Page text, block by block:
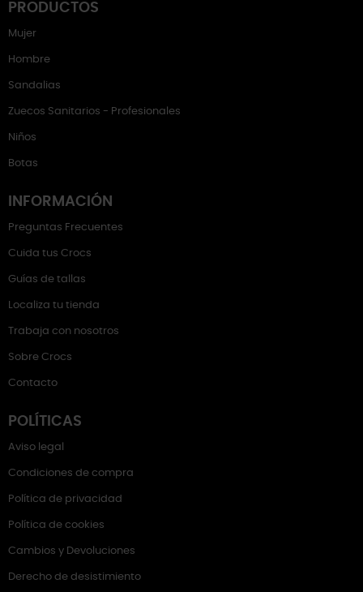
PRODUCTOS
Mujer
Hombre
Sandalias
Zuecos Sanitarios - Profesionales
Niños
Botas
INFORMACIÓN
Preguntas Frecuentes
Cuida tus Crocs
Guías de tallas
Localiza tu tienda
Trabaja con nosotros
Sobre Crocs
Contacto
POLÍTICAS
Aviso legal
Condiciones de compra
Política de privacidad
Política de cookies
Cambios y Devoluciones
Derecho de desistimiento